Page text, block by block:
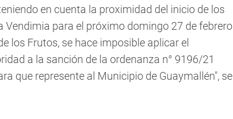
en cuenta la proximidad del inicio de los
Vendimia para el próximo domingo 27 de febrero
los Frutos, se hace imposible aplicar el
a la sanción de la ordenanza n° 9196/21
que represente al Municipio de Guaymallén", se